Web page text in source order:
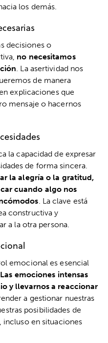
los demás.
decisiones o
no necesitamos
. La asertividad nos
de manera
explicaciones que
mensaje o hacernos
la capacidad de expresar
de forma sincera.
la alegría o la gratitud,
cuando algo nos
. La clave está
constructiva y
a la otra persona.
emocional es esencial
Las emociones intensas
y llevarnos a reaccionar
a gestionar nuestras
posibilidades de
incluso en situaciones